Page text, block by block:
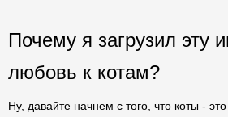
Почему я загрузил эту
любовь к котам?
Ну, давайте начнем с того, что коты -